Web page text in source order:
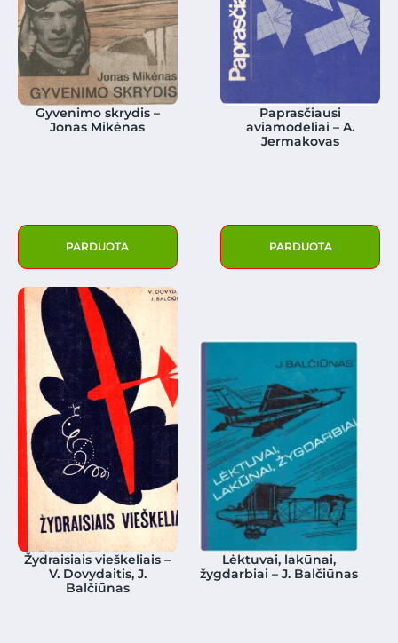
Gyvenimo skrydis –
Jonas Mikėnas
PARDUOTA
Paprasčiausi
aviamodeliai – A.
Jermakovas
PARDUOTA
Žydraisiais vieškeliais –
V. Dovydaitis, J.
Balčiūnas
Lėktuvai, lakūnai,
žygdarbiai – J. Balčiūnas